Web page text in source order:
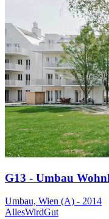
G13 - Umbau
Umbau, Wien (A) - 2014
AllesWirdGut